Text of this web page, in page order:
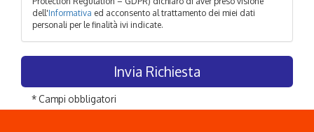
dell'Informativa ed acconsento al trattamento dei miei dati
personali per le finalità ivi indicate.
* Campi obbligatori